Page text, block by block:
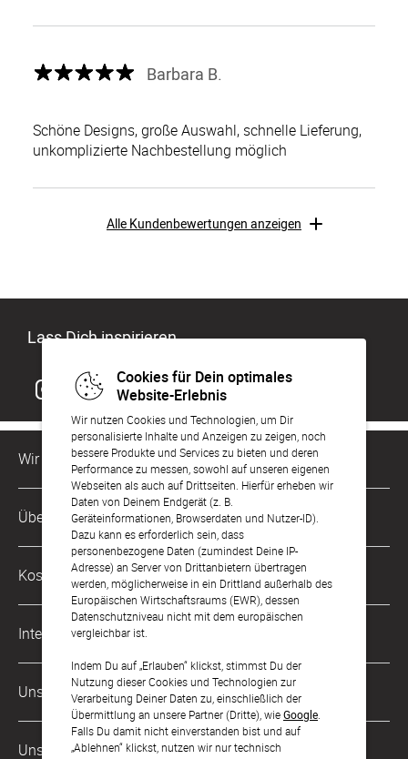
Cookies für Dein optimales
Website-Erlebnis
Wir nutzen Cookies und Technologien, um Dir
personalisierte Inhalte und Anzeigen zu zeigen, noch
bessere Produkte und Services zu bieten und deren
Performance zu messen, sowohl auf unseren eigenen
Webseiten als auch auf Drittseiten. Hierfür erheben wir
Daten von Deinem Endgerät (z. B.
Geräteinformationen, Browserdaten und Nutzer-ID).
Dazu kann es erforderlich sein, dass
personenbezogene Daten (zumindest Deine IP-
Adresse) an Server von Drittanbietern übertragen
werden, möglicherweise in ein Drittland außerhalb des
Europäischen Wirtschaftsraums (EWR), dessen
Datenschutzniveau nicht mit dem europäischen
vergleichbar ist.
Indem Du auf „Erlauben“ klickst, stimmst Du der
Nutzung dieser Cookies und Technologien zur
Verarbeitung Deiner Daten zu, einschließlich der
Übermittlung an unsere Partner (Dritte), wieGoogle
Falls Du damit nicht einverstanden bist und auf
„Ablehnen“ klickst, nutzen wir nur technisch
Barbara B.
Schöne Designs, große Auswahl, schnelle Lieferung,
unkomplizierte Nachbestellung möglich
Alle Kundenbewertungen anzeigen
Lass Dich inspirieren
Wir sind für Dich da
Kundenservice-Hotline
0221 956 725 10
Mo. - Fr. von 9 bis 17 Uhr
kontakt@sendmoments.de
Über Uns
Philosophie
Karriere
Impressum
AGB & Widerrufsrecht
Zahlung & Versand
Datenschutz
Barrierefreiheitserklärung
Kostenlose Services
Musterkarten
Digitale Gästelisten
FAQ & Hilfe
International
Österreich
Schweiz
Frankreich
Unsere Zahlungsarten
Unsere Partner